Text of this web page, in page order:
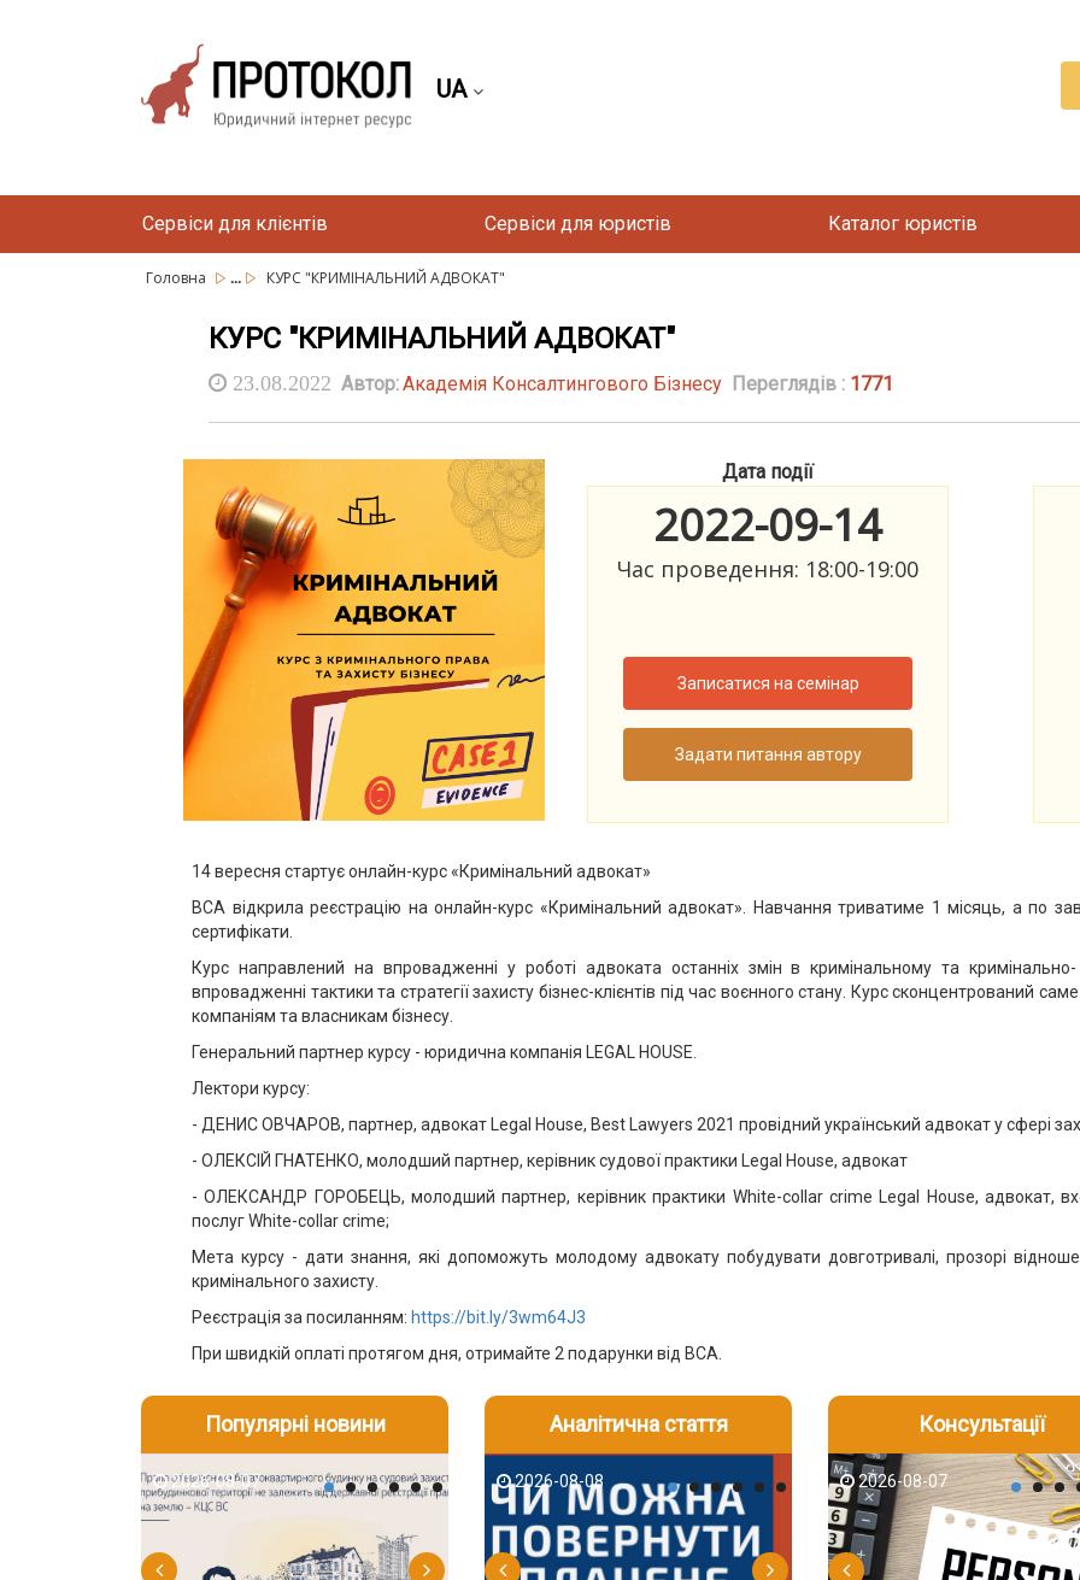
UA
Сервіси для клієнтів Сервіси для юристів Каталог юристів
Головна ... КУРС "КРИМІНАЛЬНИЙ АДВОКАТ"
КУРС "КРИМІНАЛЬНИЙ АДВОКАТ"
23.08.2022 Автор:Академія Консалтингового Бізнесу Переглядів : 1771
Дата події
2022-09-14
Час проведення: 18:00-19:00
Записатися на семінар
Задати питання автору
14 вересня стартує онлайн-курс «Кримінальний адвокат»
ВСА відкрила реєстрацію на онлайн-курс «Кримінальний адвокат». Навчання триватиме 1 місяць, а по
сертифікати.
Курс направлений на впровадженні у роботі адвоката останніх змін в кримінальному та
впровадженні тактики та стратегії захисту бізнес-клієнтів під час воєнного стану. Курс сконцентрований
компаніям та власникам бізнесу.
Генеральний партнер курсу - юридична компанія LEGAL HOUSE.
Лектори курсу:
- ДЕНИС ОВЧАРОВ, партнер, адвокат Legal House, Best Lawyers 2021 провідний український адвокат у сфері
- ОЛЕКСІЙ ГНАТЕНКО, молодший партнер, керівник судової практики Legal House, адвокат
- ОЛЕКСАНДР ГОРОБЕЦЬ, молодший партнер, керівник практики White-collar crime Legal House, адвокат,
послуг White-collar crime;
Мета курсу - дати знання, які допоможуть молодому адвокату побудувати довготривалі, прозорі
кримінального захисту.
Реєстрація за посиланням: https://bit.ly/3wm64J3
При швидкій оплаті протягом дня, отримайте 2 подарунки від ВСА.
Популярні новини
2026-08-07 2026-08-06 2026-08-06
Аналітична стаття
2026-08-03 2026-08-08 2026-08-07
Консультації
2026-08-05 2026-08-07
2026-07-30